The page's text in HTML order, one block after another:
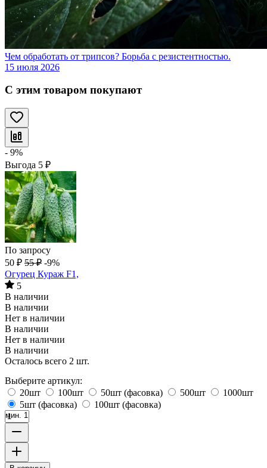
Чем обработать от трипсов? Борьба с резистентностью.
15 июля 2026
С этим товаром покупают
- 9%
Выгода 5 ₽
По запросу
50 ₽ 55 ₽ -9%
Огурец Кураж F1,
5
В наличии
В наличии
Нет в наличии
В наличии
Нет в наличии
В наличии
Осталось всего 2 шт.
Выберите артикул:
20шт
100шт 50шт (фасовка) 500шт
1000шт
5шт (фасовка)
100шт (фасовка)
мин. 1